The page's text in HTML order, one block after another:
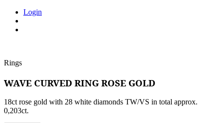
Login
Rings
WAVE CURVED RING ROSE GOLD
18ct rose gold with 28 white diamonds TW/VS in total approx.
0,203ct.